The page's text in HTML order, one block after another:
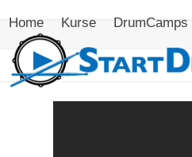
Skip
content
Home Kurse DrumCamps